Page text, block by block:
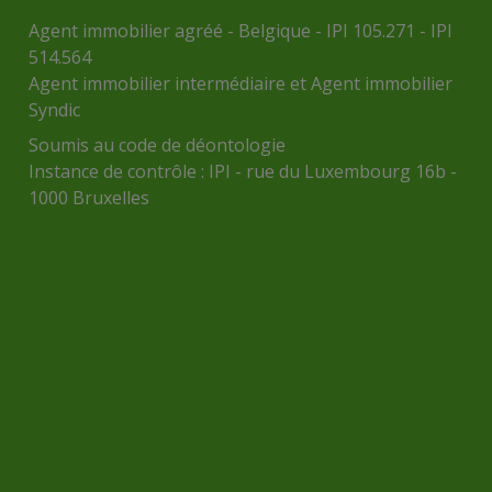
Agent immobilier agréé - Belgique - IPI 105.271 - IPI
514.564
Agent immobilier intermédiaire et Agent immobilier
Syndic
Soumis au code de déontologie
Instance de contrôle : IPI - rue du Luxembourg 16b -
1000 Bruxelles